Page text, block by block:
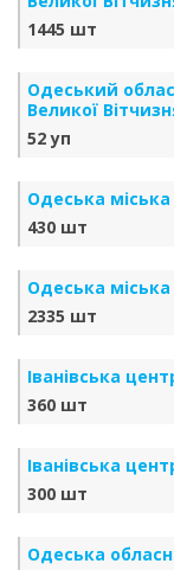
1445 шт
Одеський
Великої
52 уп
Одеська міська
430 шт
Одеська міська
2335 шт
Іванівська
360 шт
Іванівська
300 шт
Одеська